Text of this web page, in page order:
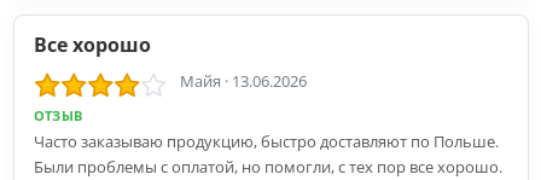
Все хорошо
Майя · 13.06.2026
ОТЗЫВ
Часто заказываю продукцию, быстро доставляют по Польше.
Были проблемы с оплатой, но помогли, с тех пор все хорошо.